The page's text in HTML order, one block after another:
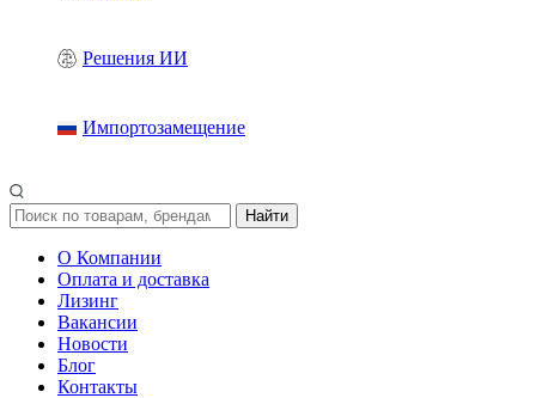
Решения ИИ
Импортозамещение
Найти
О Компании
Оплата и доставка
Лизинг
Вакансии
Новости
Блог
Контакты